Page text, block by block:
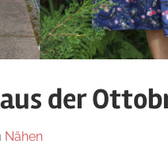
der
Nähen